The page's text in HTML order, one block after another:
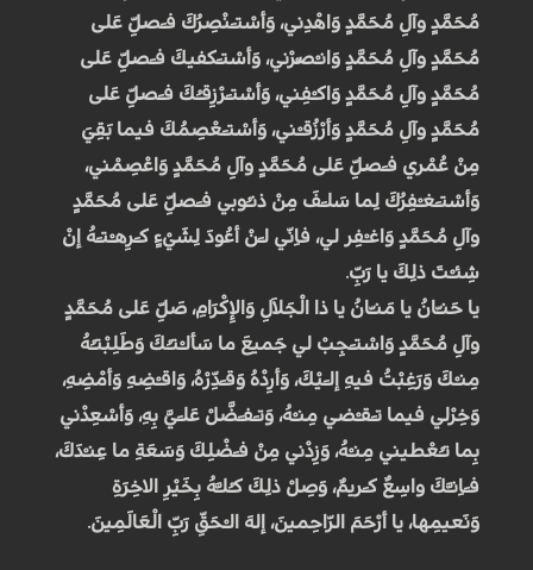
مُحَمَّدٍ وآلِ مُحَمَّدٍ وَاهْدِني، وَأسْتـَنْصِرُكَ فـَصَلِّ عَلى
مُحَمَّدٍ وآلِ مُحَمَّدٍ وَانـْصُرْني، وَأسْتـَكفيكَ فـَصَلِّ عَلى
مُحَمَّدٍ وآلِ مُحَمَّدٍ وَاكـْفِني، وَأسْتـَرْزِقـُكَ فـَصَلِّ عَلى
مُحَمَّدٍ وآلِ مُحَمَّدٍ وَأرْزُقـْني، وَأسْتـَعْصِمُكَ فيما بَقِيَ
مِنْ عُمْري فـَصَلِّ عَلى مُحَمَّدٍ وآلِ مُحَمَّدٍ وَاعْصِمْني،
وَأسْتـَغـْفِرُكَ لِما سَلـَفَ مِنْ ذنـُوبي فـَصَلِّ عَلى مُحَمَّدٍ
وآلِ مُحَمَّدٍ وَاغـْفِر لي، فاِنّي لـَنْ أعُودَ لِشَيْءٍ كـَرِهـْتـَهُ إنْ
شِئـْتَ ذلِكَ يا رَبِّ.
يا حَنـّانُ يا مَنـّانُ يا ذا الْجَلاَلِ وَالإِكْرَامِ، صَلِّ عَلى مُحَمَّدٍ
وآلِ مُحَمَّدٍ وَاسْتـَجِبْ لي جَميعَ ما سَألـْتـُكَ وَطَلِبْتـُهُ
مِنـْكَ وَرَغِبْتُ فيهِ إلـَيْكَ، وَأرِدْهُ وَقـَدِّرْهُ، وَاقـْضِهِ وَأمْضِهِ،
وَخِرْلي فيما تـَقـْضي مِنـْهُ، وَتـَفـَضَّلْ عَلـَيَّ بِهِ، وَأسْعِدْني
بِما تـُعْطيني مِنـْهُ، وَزِدْني مِنْ فـَضْلِكَ وَسَعَةِ ما عِنـْدَكَ،
فـَاِنـَّكَ واسِعٌ كـَريمٌ، وَصِلْ ذلِكَ كـُلـَّهُ بِخَيْرِ الاخِرَةِ
وَنَعيمِها، يا أرْحَمَ الرّاحِمينَ، إلهَ الـْحَقِّ رَبِّ الْعَالَمِينَ.